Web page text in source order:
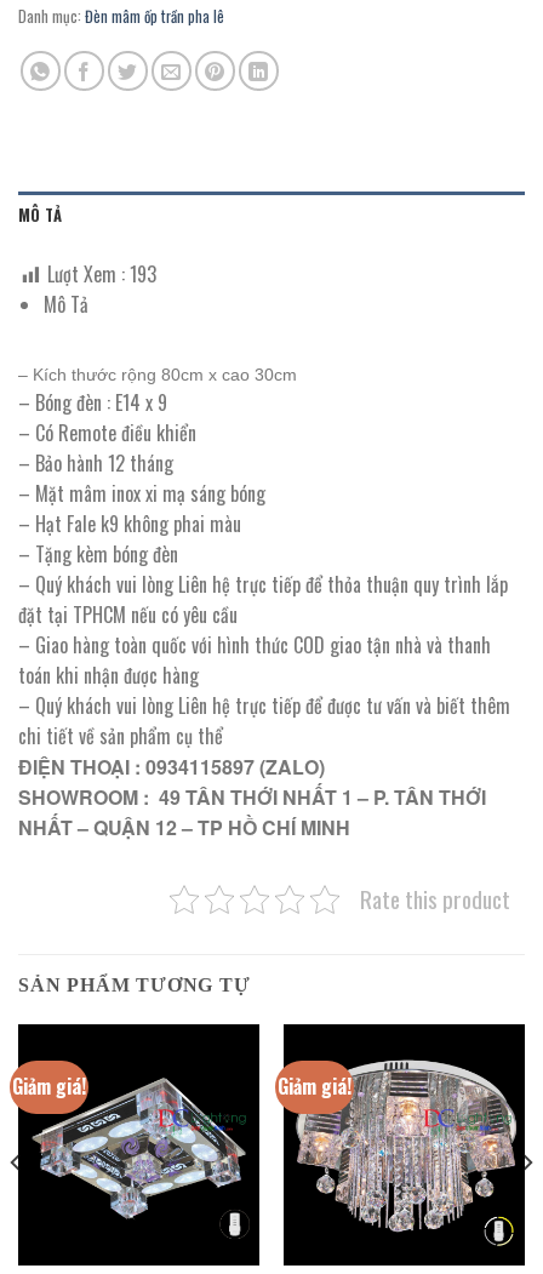
Danh mục: Đèn mâm ốp trần pha lê
MÔ TẢ
Lượt Xem :193
Mô Tả
– Kích thước rộng 80cm x cao 30cm
– Bóng đèn : E14 x 9
– Có Remote điều khiển
– Bảo hành 12 tháng
– Mặt mâm inox xi mạ sáng bóng
– Hạt Fale k9 không phai màu
– Tặng kèm bóng đèn
– Quý khách vui lòng Liên hệ trực tiếp để thỏa thuận quy trình lắp
đặt tại TPHCM nếu có yêu cầu
– Giao hàng toàn quốc với hình thức COD giao tận nhà và thanh
toán khi nhận được hàng
– Quý khách vui lòng Liên hệ trực tiếp để được tư vấn và biết thêm
chi tiết về sản phẩm cụ thể
ĐIỆN THOẠI : 0934115897 (ZALO)
SHOWROOM : 49 TÂN THỚI NHẤT 1 – P. TÂN THỚI
NHẤT – QUẬN 12 – TP HỒ CHÍ MINH
Rate this product
SẢN PHẨM TƯƠNG TỰ
Giảm giá! Giảm giá!